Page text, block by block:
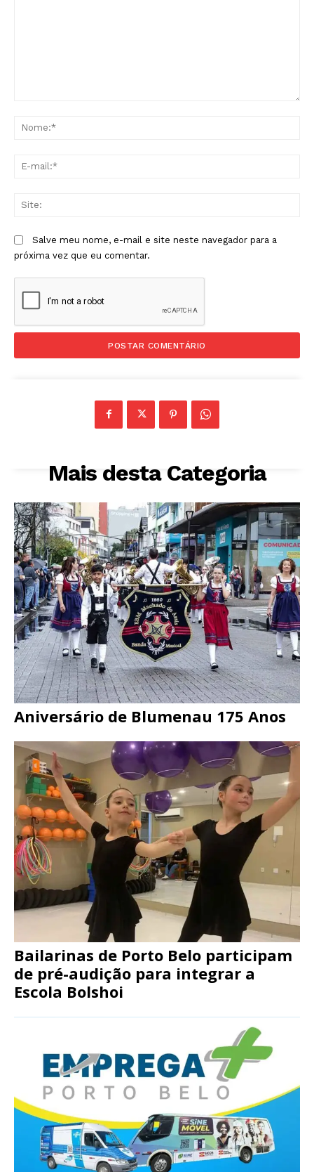
Salve meu nome, e-mail e site neste navegador para a
próxima vez que eu comentar.
Mais desta Categoria
Aniversário de Blumenau 175 Anos
Bailarinas de Porto Belo participam
de pré-audição para integrar a
Escola Bolshoi